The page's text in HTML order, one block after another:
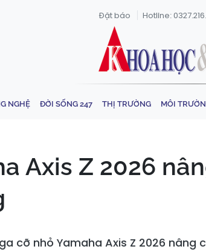
Đặt báo Hotline:
NGHỆ ĐỜI SỐNG 247 THỊ TRƯỜNG MÔI
Axis Z 2026
cỡ nhỏ Yamaha Axis Z 2026